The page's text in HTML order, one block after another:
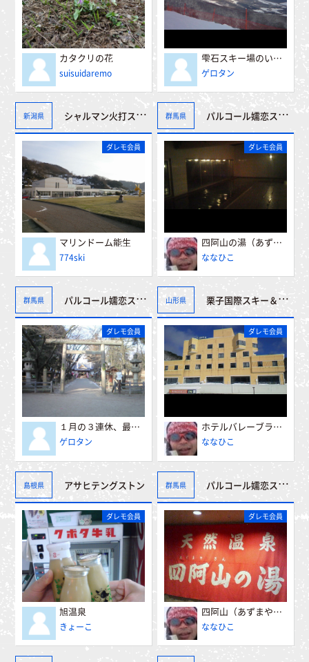
カタクリの花
suisuidaremo
雫石スキー場のいろいろ
ゲロタン
新潟県 シャルマン火打スキー場
ダレモ会員
マリンドーム能生
774ski
群馬県 パルコール嬬恋スキーリゾート
ダレモ会員
四阿山の湯（あずまやさんのゆ）
ななひこ
群馬県 パルコール嬬恋スキーリゾート
ダレモ会員
１月の３連休、最終日
ゲロタン
山形県 栗子国際スキー＆リゾート
ダレモ会員
ホテルバレーブランシェ
ななひこ
島根県 アサヒテングストン
ダレモ会員
旭温泉
きょーこ
群馬県 パルコール嬬恋スキーリゾート
ダレモ会員
四阿山（あずまやさん）の湯
ななひこ